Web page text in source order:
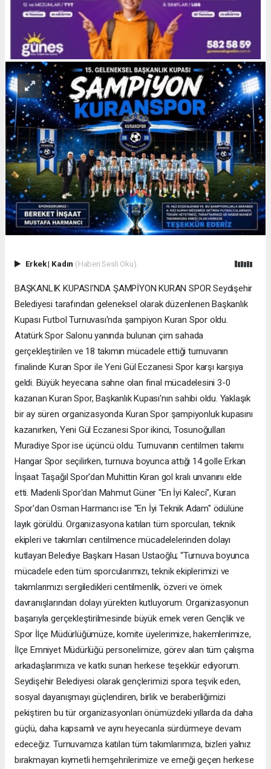
Erkek| Kadın (Haberi Sesli Oku)
BAŞKANLIK KUPASI'NDA ŞAMPİYON KURAN SPOR Seydişehir
Belediyesi tarafından geleneksel olarak düzenlenen Başkanlık
Kupası Futbol Turnuvası'nda şampiyon Kuran Spor oldu.
Atatürk Spor Salonu yanında bulunan çim sahada
gerçekleştirilen ve 18 takımın mücadele ettiği turnuvanın
finalinde Kuran Spor ile Yeni Gül Eczanesi Spor karşı karşıya
geldi. Büyük heyecana sahne olan final mücadelesini 3-0
kazanan Kuran Spor, Başkanlık Kupası'nın sahibi oldu. Yaklaşık
bir ay süren organizasyonda Kuran Spor şampiyonluk kupasını
kazanırken, Yeni Gül Eczanesi Spor ikinci, Tosunoğulları
Muradiye Spor ise üçüncü oldu. Turnuvanın centilmen takımı
Hangar Spor seçilirken, turnuva boyunca attığı 14 golle Erkan
İnşaat Taşağıl Spor'dan Muhittin Kıran gol kralı unvanını elde
etti. Madenli Spor'dan Mahmut Güner "En İyi Kaleci", Kuran
Spor'dan Osman Harmancı ise "En İyi Teknik Adam" ödülüne
layık görüldü. Organizasyona katılan tüm sporcuları, teknik
ekipleri ve takımları centilmence mücadelelerinden dolayı
kutlayan Belediye Başkanı Hasan Ustaoğlu; “Turnuva boyunca
mücadele eden tüm sporcularımızı, teknik ekiplerimizi ve
takımlarımızı sergiledikleri centilmenlik, özveri ve örnek
davranışlarından dolayı yürekten kutluyorum. Organizasyonun
başarıyla gerçekleştirilmesinde büyük emek veren Gençlik ve
Spor İlçe Müdürlüğümüze, komite üyelerimize, hakemlerimize,
İlçe Emniyet Müdürlüğü personelimize, görev alan tüm çalışma
arkadaşlarımıza ve katkı sunan herkese teşekkür ediyorum.
Seydişehir Belediyesi olarak gençlerimizi spora teşvik eden,
sosyal dayanışmayı güçlendiren, birlik ve beraberliğimizi
pekiştiren bu tür organizasyonları önümüzdeki yıllarda da daha
güçlü, daha kapsamlı ve aynı heyecanla sürdürmeye devam
edeceğiz. Turnuvamıza katılan tüm takımlarımıza, bizleri yalnız
bırakmayan kıymetli hemşehrilerimize ve emeği geçen herkese